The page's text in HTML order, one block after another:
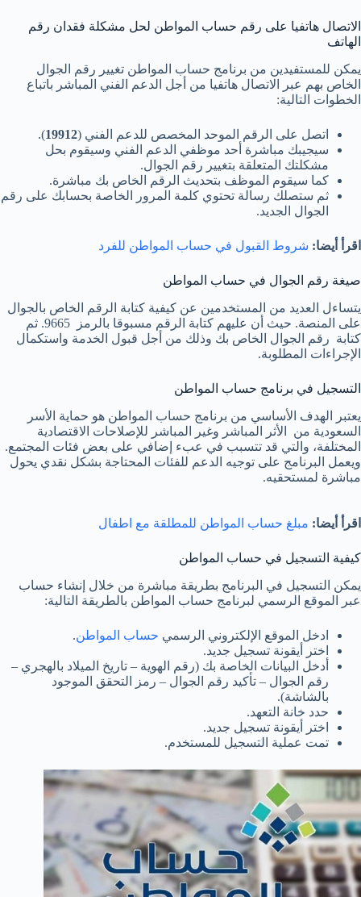
الاتصال هاتفيا على رقم حساب المواطن لحل مشكلة فقدان رقم
الهاتف
يمكن للمستفيدين من برنامج حساب المواطن تغيير رقم الجوال
الخاص بهم عبر الاتصال هاتفيا من أجل الدعم الفني المباشر باتباع
الخطوات التالية:
اتصل على الرقم الموحد المخصص للدعم الفني (19912
).
سيجيبك مباشرة أحد موظفي الدعم الفني وسيقوم بحل
مشكلتك المتعلقة بتغيير رقم الجوال.
كما سيقوم الموظف بتحديث الرقم الخاص بك مباشرة.
ثم ستصلك رسالة تحتوي كلمة المرور الخاصة بحسابك على رقم
الجوال الجديد.
اقرأ أيضا: شروط القبول في حساب المواطن للفرد
صيغة رقم الجوال في حساب المواطن
يتساءل العديد من المستخدمين عن كيفية كتابة الرقم الخاص بالجوال
على المنصة. حيث أن عليهم كتابة الرقم مسبوقا بالرمز
9665. ثم
كتابة رقم الجوال الخاص بك وذلك من أجل قبول الخدمة واستكمال
الإجراءات المطلوبة.
التسجيل في برنامج حساب المواطن
يعتبر الهدف الأساسي من برنامج حساب المواطن هو حماية الأسر
السعودية من الأثر المباشر وغير المباشر للإصلاحات الاقتصادية
المختلفة، والتي قد تتسبب في عبء إضافي على بعض فئات المجتمع.
ويعمل البرنامج على توجيه الدعم للفئات المحتاجة بشكل نقدي يحول
مباشرة لمستحقيه.
اقرأ أيضا: مبلغ حساب المواطن للمطلقة مع اطفال
كيفية التسجيل في حساب المواطن
يمكن التسجيل في البرنامج بطريقة مباشرة من خلال إنشاء حساب
عبر الموقع الرسمي لبرنامج حساب المواطن بالطريقة التالية:
ادخل الموقع الإلكتروني الرسمي حساب المواطن.
اختر أيقونة تسجيل جديد.
أدخل البيانات الخاصة بك (رقم الهوية – تاريخ الميلاد بالهجري –
رقم الجوال – تأكيد رقم الجوال – رمز التحقق الموجود
بالشاشة).
حدد خانة التعهد.
اختر أيقونة تسجيل جديد.
تمت عملية التسجيل للمستخدم.